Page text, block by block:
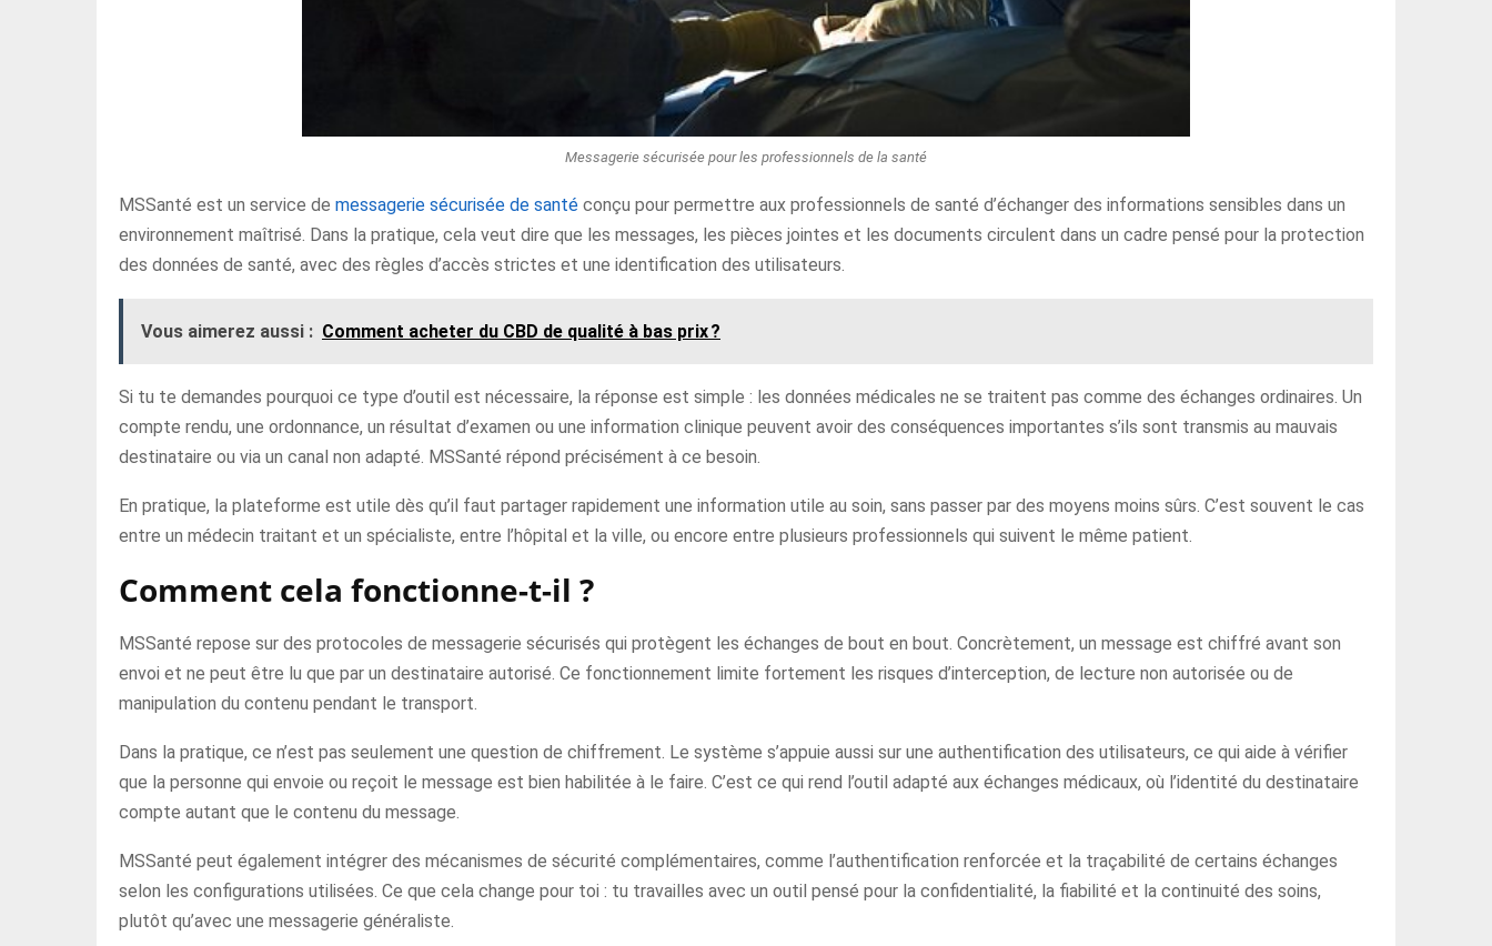
Messagerie sécurisée pour les professionnels de la santé
MSSanté est un service de messagerie sécurisée de santé conçu pour permettre aux professionnels de santé d’échanger des informations sensibles dans un
environnement maîtrisé. Dans la pratique, cela veut dire que les messages, les pièces jointes et les documents circulent dans un cadre pensé pour la protection
des données de santé, avec des règles d’accès strictes et une identification des utilisateurs.
Vous aimerez aussi : Comment acheter du CBD de qualité à bas prix ?
Si tu te demandes pourquoi ce type d’outil est nécessaire, la réponse est simple : les données médicales ne se traitent pas comme des échanges ordinaires. Un
compte rendu, une ordonnance, un résultat d’examen ou une information clinique peuvent avoir des conséquences importantes s’ils sont transmis au mauvais
destinataire ou via un canal non adapté. MSSanté répond précisément à ce besoin.
En pratique, la plateforme est utile dès qu’il faut partager rapidement une information utile au soin, sans passer par des moyens moins sûrs. C’est souvent le cas
entre un médecin traitant et un spécialiste, entre l’hôpital et la ville, ou encore entre plusieurs professionnels qui suivent le même patient.
Comment cela fonctionne-t-il ?
MSSanté repose sur des protocoles de messagerie sécurisés qui protègent les échanges de bout en bout. Concrètement, un message est chiffré avant son
envoi et ne peut être lu que par un destinataire autorisé. Ce fonctionnement limite fortement les risques d’interception, de lecture non autorisée ou de
manipulation du contenu pendant le transport.
Dans la pratique, ce n’est pas seulement une question de chiffrement. Le système s’appuie aussi sur une authentification des utilisateurs, ce qui aide à vérifier
que la personne qui envoie ou reçoit le message est bien habilitée à le faire. C’est ce qui rend l’outil adapté aux échanges médicaux, où l’identité du destinataire
compte autant que le contenu du message.
MSSanté peut également intégrer des mécanismes de sécurité complémentaires, comme l’authentification renforcée et la traçabilité de certains échanges
selon les configurations utilisées. Ce que cela change pour toi : tu travailles avec un outil pensé pour la confidentialité, la fiabilité et la continuité des soins,
plutôt qu’avec une messagerie généraliste.